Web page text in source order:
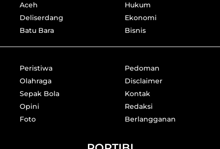
Aceh
Deliserdang
Batu Bara
Hukum
Ekonomi
Bisnis
Peristiwa
Olahraga
Sepak Bola
Opini
Foto
Pedoman
Disclaimer
Kontak
Redaksi
Berlangganan